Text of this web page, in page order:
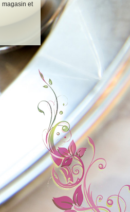
magasin et